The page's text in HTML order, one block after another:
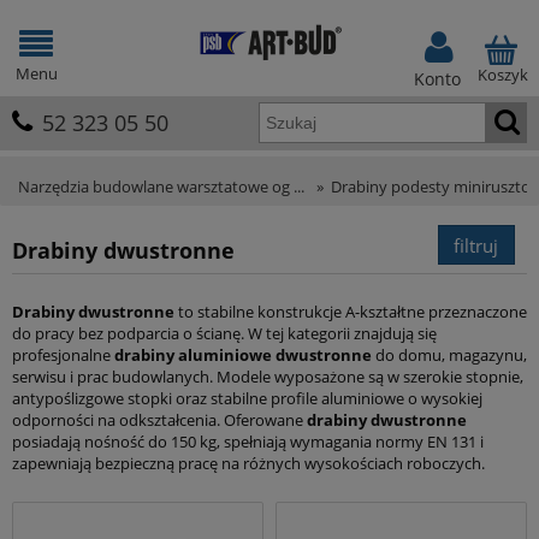
Koszyk
Konto
52 323 05 50
Menu
Narzędzia budowlane warsztatowe og ... » Drabiny podesty
Drabiny dwustronne filtruj
Drabiny dwustronne to stabilne konstrukcje A-kształtne przeznaczone
do pracy bez podparcia o ścianę. W tej kategorii znajdują się
profesjonalnedrabiny aluminiowe dwustronne do domu, magazynu,
serwisu i prac budowlanych. Modele wyposażone są w szerokie stopnie,
antypoślizgowe stopki oraz stabilne profile aluminiowe o wysokiej
odporności na odkształcenia. Oferowanedrabiny dwustronne
posiadają nośność do 150 kg, spełniają wymagania normy EN 131 i
zapewniają bezpieczną pracę na różnych wysokościach roboczych.